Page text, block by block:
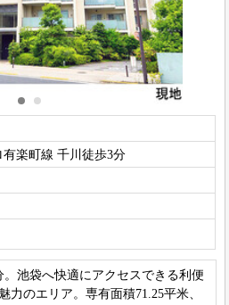
有楽町線 千川徒歩3分
池袋へ快適にアクセスできる利便
力のエリア。専有面積71.25平米、